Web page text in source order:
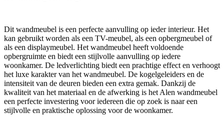
Dit wandmeubel is een perfecte aanvulling op ieder interieur. Het
kan gebruikt worden als een TV-meubel, als een opbergmeubel of
als een displaymeubel. Het wandmeubel heeft voldoende
opbergruimte en biedt een stijlvolle aanvulling op iedere
woonkamer. De ledverlichting biedt een prachtige effect en verhoogt
het luxe karakter van het wandmeubel. De kogelgeleiders en de
intensiteit van de deuren bieden een extra gemak. Dankzij de
kwaliteit van het materiaal en de afwerking is het Alen wandmeubel
een perfecte investering voor iedereen die op zoek is naar een
stijlvolle en praktische oplossing voor de woonkamer.